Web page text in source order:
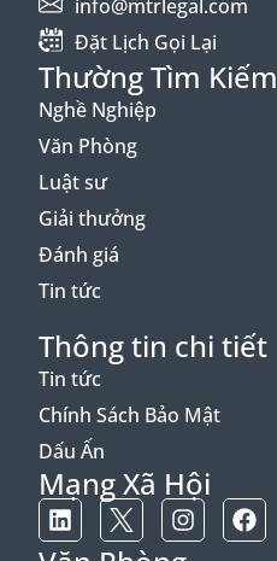
info@mtrlegal.com
Đặt Lịch Gọi Lại
Thường Tìm Kiếm
Nghề Nghiệp
Văn Phòng
Luật sư
Giải thưởng
Đánh giá
Tin tức
Thông tin chi tiết
Tin tức
Chính Sách Bảo Mật
Dấu Ấn
Mạng Xã Hội